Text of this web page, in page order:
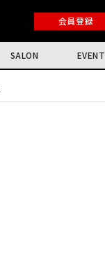
会員登録
SALON EVENT